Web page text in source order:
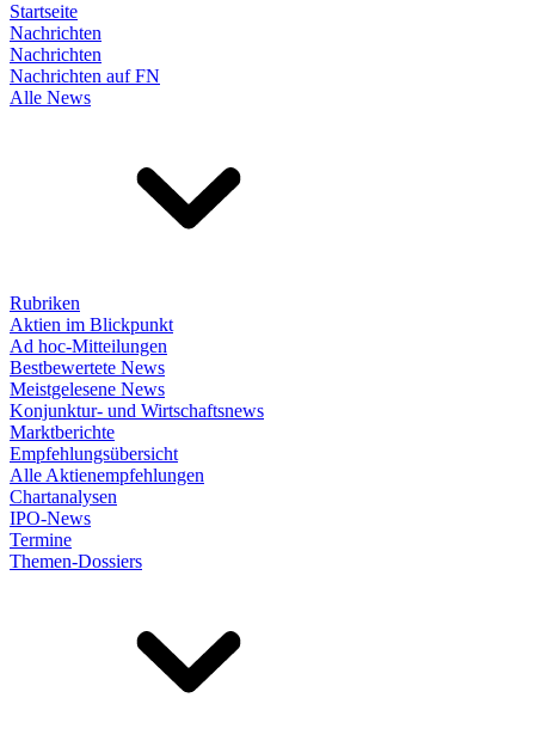
Startseite
Nachrichten
Nachrichten
Nachrichten auf FN
Alle News
Rubriken
Aktien im Blickpunkt
Ad hoc-Mitteilungen
Bestbewertete News
Meistgelesene News
Konjunktur- und Wirtschaftsnews
Marktberichte
Empfehlungsübersicht
Alle Aktienempfehlungen
Chartanalysen
IPO-News
Termine
Themen-Dossiers